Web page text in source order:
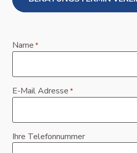
Name *
E-Mail Adresse *
Ihre Telefonnummer